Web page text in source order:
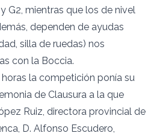
G2, mientras que los de nivel
dependen de ayudas
silla de ruedas) nos
con la Boccia.
horas la competición ponía su
de Clausura a la que
Ruiz, directora provincial de
D. Alfonso Escudero,